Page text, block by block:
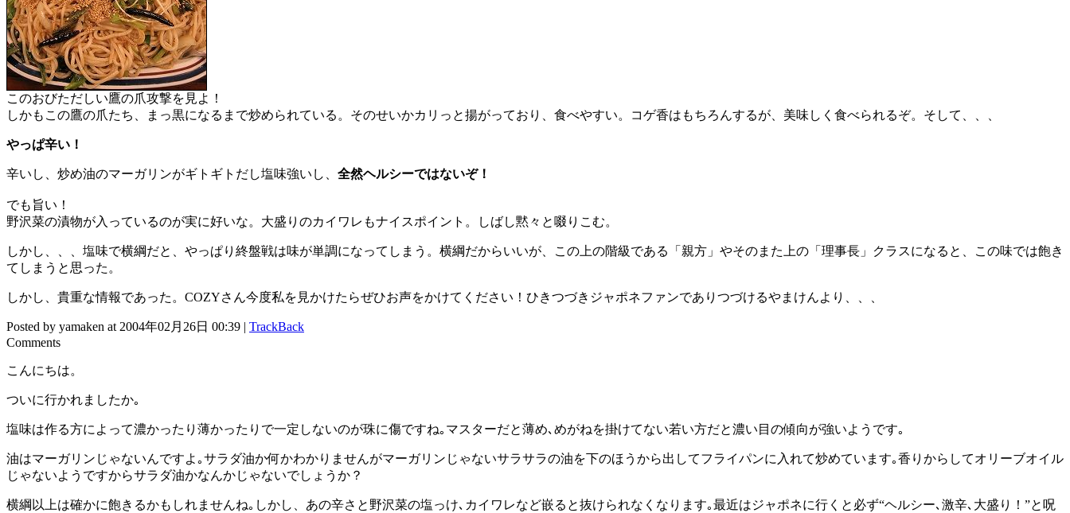
このおびただしい鷹の爪攻撃を見よ！
しかもこの鷹の爪たち、まっ黒になるまで炒められている。そのせいかカリっと揚がっており、食べやすい。コゲ香はもちろんするが、美味しく食べられるぞ。そして、、、
やっぱ辛い！
辛いし、炒め油のマーガリンがギトギトだし塩味強いし、 全然ヘルシーではないぞ！
でも旨い！
野沢菜の漬物が入っているのが実に好いな。大盛りのカイワレもナイスポイント。しばし黙々と啜りこむ。
しかし、、、塩味で横綱だと、やっぱり終盤戦は味が単調になってしまう。横綱だからいいが、この上の階級である「親方」やそのまた上の「理事長」クラスになると、この味では飽き
てしまうと思った。
しかし、貴重な情報であった。COZYさん今度私を見かけたらぜひお声をかけてください！ひきつづきジャポネファンでありつづけるやまけんより、、、
Posted by yamaken at 2004年02月26日 00:39 | TrackBack
Comments
こんにちは。
ついに行かれましたか｡
塩味は作る方によって濃かったり薄かったりで一定しないのが珠に傷ですね｡マスターだと薄め､めがねを掛けてない若い方だと濃い目の傾向が強いようです｡
油はマーガリンじゃないんですよ｡サラダ油か何かわかりませんがマーガリンじゃないサラサラの油を下のほうから出してフライパンに入れて炒めています｡香りからしてオリーブオイル
じゃないようですからサラダ油かなんかじゃないでしょうか？
横綱以上は確かに飽きるかもしれませんね｡しかし、あの辛さと野沢菜の塩っけ､カイワレなど嵌ると抜けられなくなります｡最近はジャポネに行くと必ず“ヘルシー､激辛､大盛り！”と呪